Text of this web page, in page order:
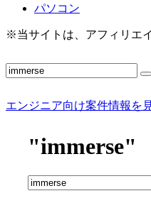
パソコン
※当サイトは、アフィリエ
エンジニア向け案件情報を
"immerse"